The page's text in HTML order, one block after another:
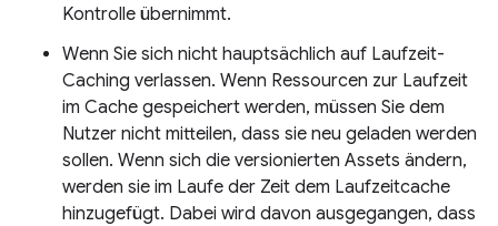
Kontrolle übernimmt.
Wenn Sie sich nicht hauptsächlich auf Laufzeit-
Caching verlassen. Wenn Ressourcen zur Laufzeit
im Cache gespeichert werden, müssen Sie dem
Nutzer nicht mitteilen, dass sie neu geladen werden
sollen. Wenn sich die versionierten Assets ändern,
werden sie im Laufe der Zeit dem Laufzeitcache
hinzugefügt. Dabei wird davon ausgegangen, dass